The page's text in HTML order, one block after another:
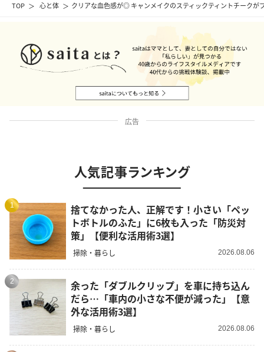
TOP 心と体 クリアな血色感が◎ キャンメイクのスティックティントチークが
広告
人気記事ランキング
1
捨てなかった人、正解です！小さい「ペッ
トボトルのふた」に6枚も入った「防災対
策」【便利な活用術3選】
掃除・暮らし 2026.08.06
2
余った「ダブルクリップ」を車に持ち込ん
だら…「車内の小さな不便が減った」【意
外な活用術3選】
掃除・暮らし 2026.08.06